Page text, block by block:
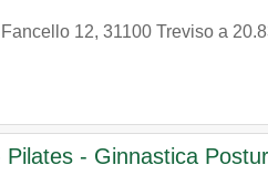
12, 31100 Treviso a
- Ginnastica